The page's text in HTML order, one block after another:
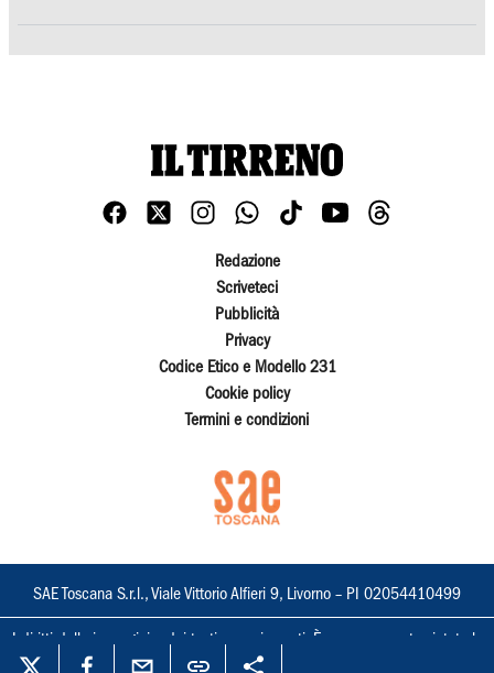
Redazione
Scriveteci
Pubblicità
Privacy
Codice Etico e Modello 231
Cookie policy
Termini e condizioni
SAE Toscana S.r.l., Viale Vittorio Alfieri 9, Livorno – PI 02054410499
I diritti delle immagini e dei testi sono riservati. È espressamente vietata la
loro riproduzione con qualsiasi mezzo e l'adattamento totale o parziale.